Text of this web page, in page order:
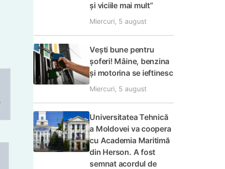
și viciile mai mult”
Miercuri, 5 august
Vești bune pentru
șoferi! Mâine, benzina
și motorina se ieftinesc
Miercuri, 5 august
Universitatea Tehnică
a Moldovei va coopera
cu Academia Maritimă
din Herson. A fost
semnat acordul de